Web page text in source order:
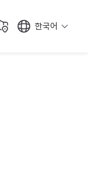
한국어